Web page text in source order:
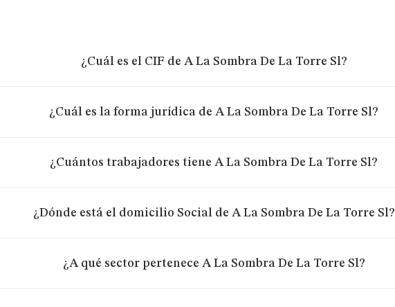
¿Cuál es el CIF de A La Sombra De La Torre Sl?
¿Cuál es la forma jurídica de A La Sombra De La Torre Sl?
¿Cuántos trabajadores tiene A La Sombra De La Torre Sl?
¿Dónde está el domicilio Social de A La Sombra De La Torre Sl?
¿A qué sector pertenece A La Sombra De La Torre Sl?